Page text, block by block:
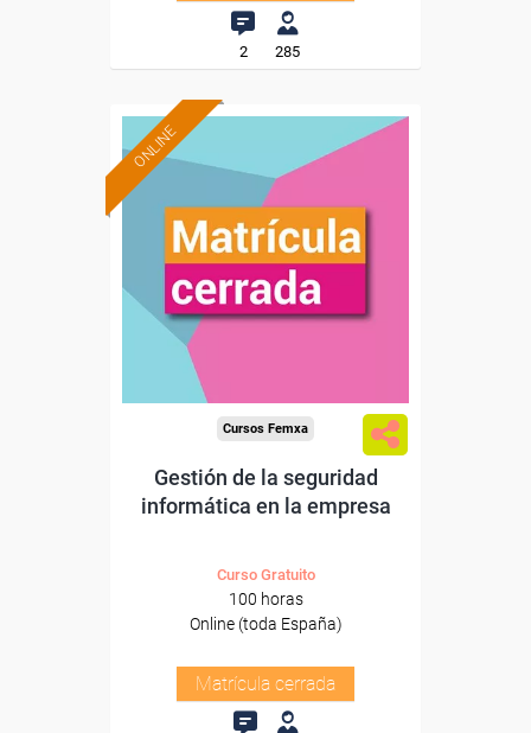
2 285
ONLINE
Cursos Femxa
Gestión de la seguridad
informática en la empresa
Curso Gratuito
100 horas
Online (toda España)
Matrícula cerrada